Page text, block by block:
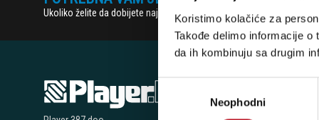
Koristimo kolačiće za
Takođe delimo informacije
da ih kombinuju sa drugim
Избор
сагласностиNeophodni
Ukoliko želite da dobijete najnovije informacije o novitetima i